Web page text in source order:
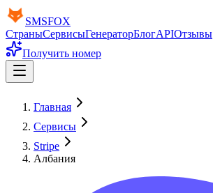
SMSFOX
СтраныСервисыГенераторБлогAPIОтзывы
Получить номер
Главная
Сервисы
Stripe
Албания